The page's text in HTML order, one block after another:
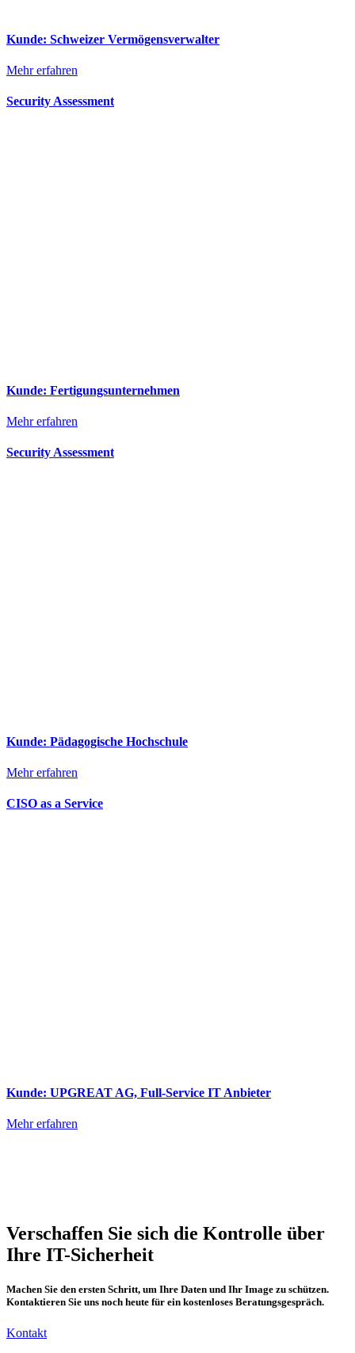
Kunde: Schweizer Vermögensverwalter
Mehr erfahren
Security Assessment
Kunde: Fertigungsunternehmen
Mehr erfahren
Security Assessment
Kunde: Pädagogische Hochschule
Mehr erfahren
CISO as a Service
Kunde: UPGREAT AG, Full-Service IT Anbieter
Mehr erfahren
Verschaffen Sie sich die Kontrolle über
Ihre IT-Sicherheit
Machen Sie den ersten Schritt, um Ihre Daten und Ihr Image zu schützen.
Kontaktieren Sie uns noch heute für ein kostenloses Beratungsgespräch.
Kontakt